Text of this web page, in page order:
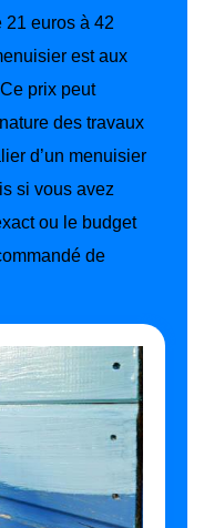
21 euros à 42
est aux
prix peut
des travaux
d’un menuisier
si vous avez
ou le budget
de